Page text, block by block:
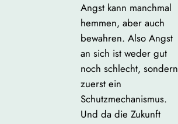
Angst kann manchmal
hemmen, aber auch
bewahren. Also Angst
an sich ist weder gut
noch schlecht, sondern
zuerst ein
Schutzmechanismus.
Und da die Zukunft